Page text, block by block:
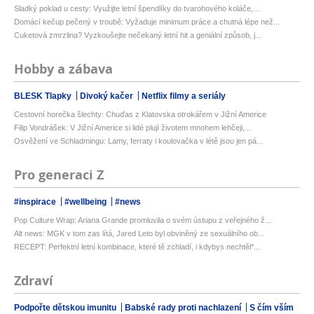
Sladký poklad u cesty: Využijte letní špendlíky do tvarohového koláče,...
Domácí kečup pečený v troubě: Vyžaduje minimum práce a chutná lépe než...
Cuketová zmrzlina? Vyzkoušejte nečekaný letní hit a geniální způsob, j...
Hobby a zábava
BLESK Tlapky Divoký kačer Netflix filmy a seriály
Cestovní horečka šlechty: Chuďas z Klatovska otrokářem v Jižní Americe
Filip Vondrášek: V Jižní Americe si lidé plují životem mnohem lehčeji,...
Osvěžení ve Schladmingu: Lamy, ferraty i koulovačka v létě jsou jen pá...
Pro generaci Z
#inspirace #wellbeing #news
Pop Culture Wrap: Ariana Grande promluvila o svém ústupu z veřejného ž...
Alt news: MGK v tom zas lítá, Jared Leto byl obviněný ze sexuálního ob...
RECEPT: Perfektní letní kombinace, které tě zchladí, i kdybys nechtěl*...
Zdraví
Podpořte dětskou imunitu Babské rady proti nachlazení
S čím vším